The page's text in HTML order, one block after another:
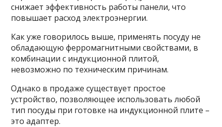
снижает эффективность работы панели, что
повышает расход электроэнергии.
Как уже говорилось выше, применять посуду не
обладающую ферромагнитными свойствами, в
комбинации с индукционной плитой,
невозможно по техническим причинам.
Однако в продаже существует простое
устройство, позволяющее использовать любой
тип посуды при готовке на индукционной плите –
это адаптер.